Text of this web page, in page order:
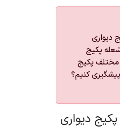
دیواری
پکیج
پکیج
کنیم؟
دیواری